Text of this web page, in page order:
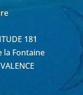
181
la Fontaine